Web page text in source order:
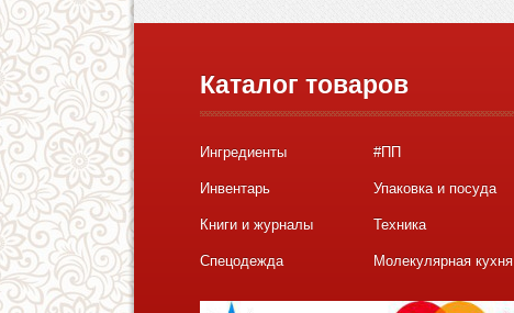
Каталог товаров
Ингредиенты #ПП
Инвентарь Упаковка и посуда
Книги и журналы Техника
Спецодежда Молекулярная кухня